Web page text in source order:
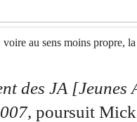
au sens moins propre,
des JA
poursuit